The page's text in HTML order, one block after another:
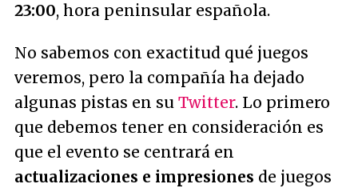
23:00, hora peninsular española.
No sabemos con exactitud qué juegos
veremos, pero la compañía ha dejado
algunas pistas en su Twitter. Lo primero
que debemos tener en consideración es
que el evento se centrará en
actualizaciones e impresiones de juegos